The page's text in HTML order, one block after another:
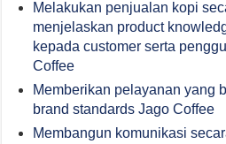
Melakukan penjualan kopi
menjelaskan product
kepada customer serta
Coffee
Memberikan pelayanan yang
brand standards Jago Coffee
Membangun komunikasi